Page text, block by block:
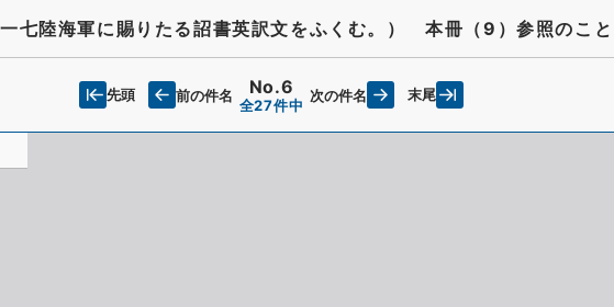
七陸海軍に賜りたる詔書英訳文をふくむ。） 本冊（9）参照のこ
先頭 前の件名 No.6
全27件中
次の件名 末尾